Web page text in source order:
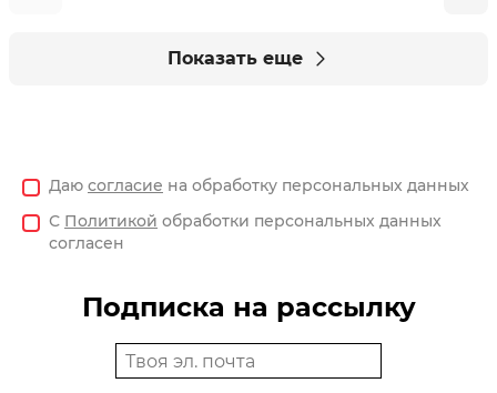
Показать еще
Даю согласие на обработку персональных данных
С Политикой обработки персональных данных
согласен
Подписка на рассылку